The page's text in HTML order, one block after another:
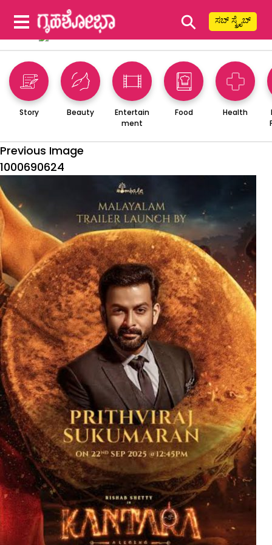
⚲ ಸಬ್ ಸ್ಕ್ರೈಬ್
Story Beauty
Entertain
ment
Food Health
Previous Image
1000690624